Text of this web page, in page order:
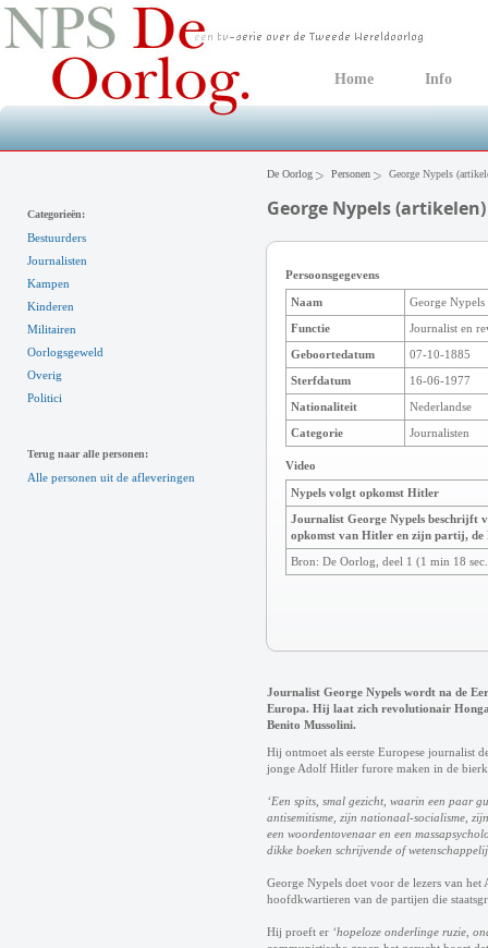
Home Info
Categorieën:
Bestuurders
Journalisten
Kampen
Kinderen
Militairen
Oorlogsgeweld
Overig
Politici
Terug naar alle personen:
Alle personen uit de afleveringen
De Oorlog Personen George Nypels
George Nypels (artikelen)
Persoonsgegevens
Naam
George
Functie
Journalist en
Geboortedatum
07-10-1885
Sterfdatum
16-06-1977
Nationaliteit
Nederlandse
Categorie
Journalisten
Video
Nypels volgt opkomst Hitler
Journalist George Nypels beschrijft
opkomst van Hitler en zijn partij, de
Bron: De Oorlog, deel 1 (1 min 18
Journalist George Nypels wordt na de
Europa. Hij laat zich revolutionair
Benito Mussolini.
Hij ontmoet als eerste Europese journalist
jonge Adolf Hitler furore maken in de
‘Een spits, smal gezicht, waarin een paar
antisemitisme, zijn nationaal-socialisme,
een woordentovenaar en een
dikke boeken schrijvende of
George Nypels doet voor de lezers van
hoofdkwartieren van de partijen die
Hij proeft er ‘hopeloze onderlinge ruzie,